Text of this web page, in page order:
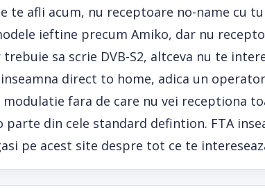
te afli acum, nu receptoare no-name cu
ieftine precum Amiko, dar nu
sa scrie DVB-S2, altceva nu te
direct to home, adica un
modulatie fara de care nu vei receptiona
din cele standard defintion. FTA
pe acest site despre tot ce te